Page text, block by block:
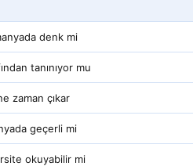
denk mi
tanınıyor mu
zaman çıkar
geçerli mi
okuyabilir mi